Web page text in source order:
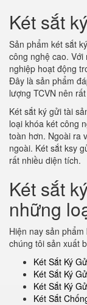
Két sắt
Sản phẩm két sắt
công nghệ cao.
nghiệp hoạt động
Đây là sản phẩm
lượng TCVN nên
Két sắt ký gửi tài
loại khóa két công
toàn hơn. Ngoài ra
ngoài. Két sắt ksy
rất nhiều diện tích.
Két sắt
những
Hiện nay sản
chúng tôi sản xuất
Két Sắt Ký
Két Sắt Ký
Két Sắt Ký
Két Sắt